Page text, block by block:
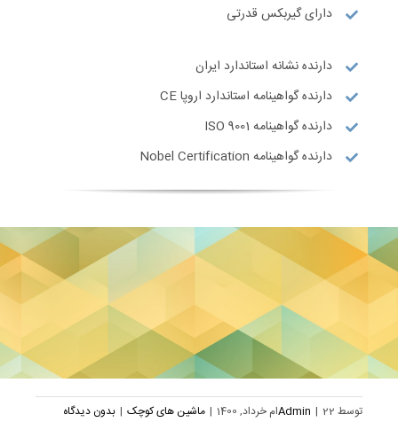
دارای گیربکس قدرتی
دارنده نشانه استاندارد ایران
دارنده گواهینامه استاندارد اروپا CE
دارنده گواهینامه ISO 9001
دارنده گواهینامه Nobel Certification
توسط Admin | 22ام خرداد, 1400 | ماشین های کوچک | بدون دیدگاه